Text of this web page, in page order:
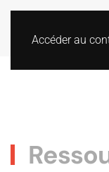
Accéder au